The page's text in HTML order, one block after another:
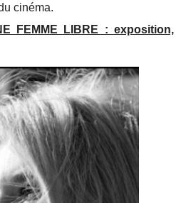
cinéma.
FEMME LIBRE : exposition,